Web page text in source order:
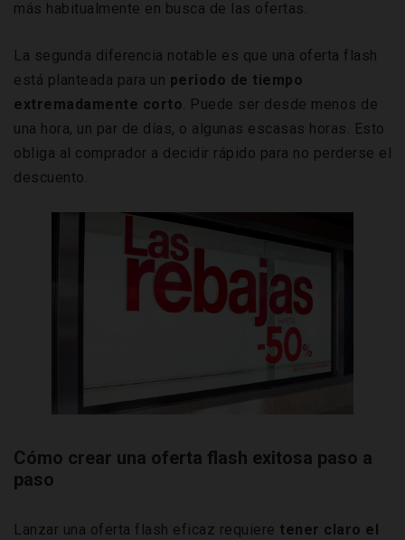
más habitualmente en busca de las ofertas.
La segunda diferencia notable es que una oferta flash
está planteada para un periodo de tiempo
extremadamente corto. Puede ser desde menos de
una hora, un par de días, o algunas escasas horas. Esto
obliga al comprador a decidir rápido para no perderse el
descuento.
Cómo crear una oferta flash exitosa paso a
paso
Lanzar una oferta flash eficaz requiere tener claro el